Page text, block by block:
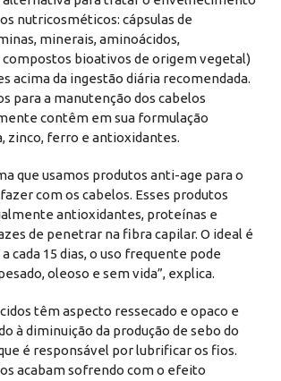
nutricosméticos: cápsulas de
minerais, aminoácidos,
bioativos de origem vegetal)
acima da ingestão diária recomendada.
para a manutenção dos cabelos
contêm em sua formulação
zinco, ferro e antioxidantes.
que usamos produtos anti-age para o
com os cabelos. Esses produtos
antioxidantes, proteínas e
de penetrar na fibra capilar. O ideal é
cada 15 dias, o uso frequente pode
oleoso e sem vida”, explica.
têm aspecto ressecado e opaco e
à diminuição da produção de sebo do
é responsável por lubrificar os fios.
acabam sofrendo com o efeito